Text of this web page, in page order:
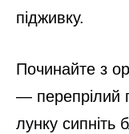
підживку.
Починайте з
— перепрілий
лунку сипніть